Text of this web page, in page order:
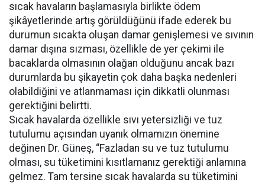
sıcak havaların başlamasıyla birlikte ödem
şikâyetlerinde artış görüldüğünü ifade ederek bu
durumun sıcakta oluşan damar genişlemesi ve sıvının
damar dışına sızması, özellikle de yer çekimi ile
bacaklarda olmasının olağan olduğunu ancak bazı
durumlarda bu şikayetin çok daha başka nedenleri
olabildiğini ve atlanmaması için dikkatli olunması
gerektiğini belirtti.
Sıcak havalarda özellikle sıvı yetersizliği ve tuz
tutulumu açısından uyanık olmamızın önemine
değinen Dr. Güneş, “Fazladan su ve tuz tutulumu
olması, su tüketimini kısıtlamanız gerektiği anlamına
gelmez. Tam tersine sıcak havalarda su tüketimini